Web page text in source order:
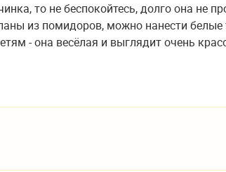
то не беспокойтесь, долго она не
из помидоров, можно нанести белые
- она весёлая и выглядит очень